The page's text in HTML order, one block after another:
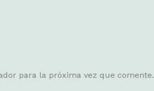
para la próxima vez que comente.